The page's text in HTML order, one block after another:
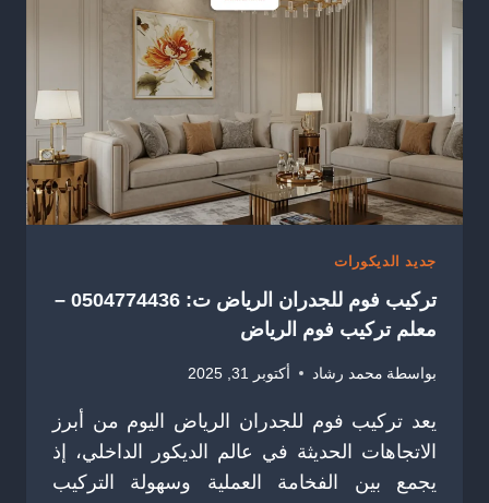
جدران
الرياض
جديد الديكورات
تركيب فوم للجدران الرياض ت: 0504774436 –
معلم تركيب فوم الرياض
بواسطة محمد رشاد أكتوبر 31, 2025
يعد تركيب فوم للجدران الرياض اليوم من أبرز
الاتجاهات الحديثة في عالم الديكور الداخلي، إذ
يجمع بين الفخامة العملية وسهولة التركيب